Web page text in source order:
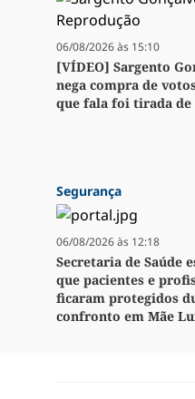
06/08/2026 às 15:10
[VÍDEO] Sargento
nega compra de
que fala foi tirada de
Segurança
06/08/2026 às 12:18
Secretaria de Saúde
que pacientes e
ficaram protegidos
confronto em Mãe